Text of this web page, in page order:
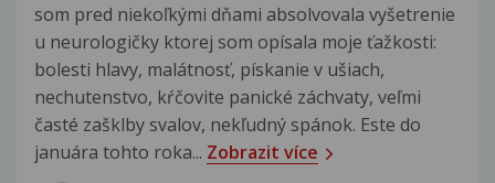
som pred niekoľkými dňami absolvovala vyšetrenie
u neurologičky ktorej som opísala moje ťažkosti:
bolesti hlavy, malátnosť, pískanie v ušiach,
nechutenstvo, kŕčovite panické záchvaty, veľmi
časté zašklby svalov, nekľudný spánok. Este do
januára tohto roka... Zobrazit více